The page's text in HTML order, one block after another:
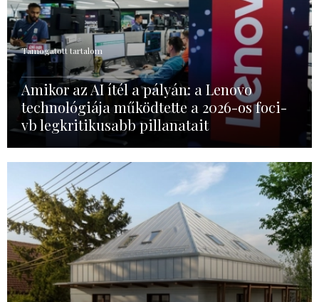
Támogatott tartalom
Amikor az AI ítél a pályán: a Lenovo
technológiája működtette a 2026-os foci-
vb legkritikusabb pillanatait